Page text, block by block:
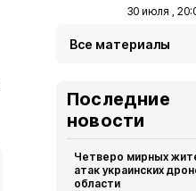
30 июля ,
Все материалы
Последние
новости
Четверо мирных
атак украинских
области